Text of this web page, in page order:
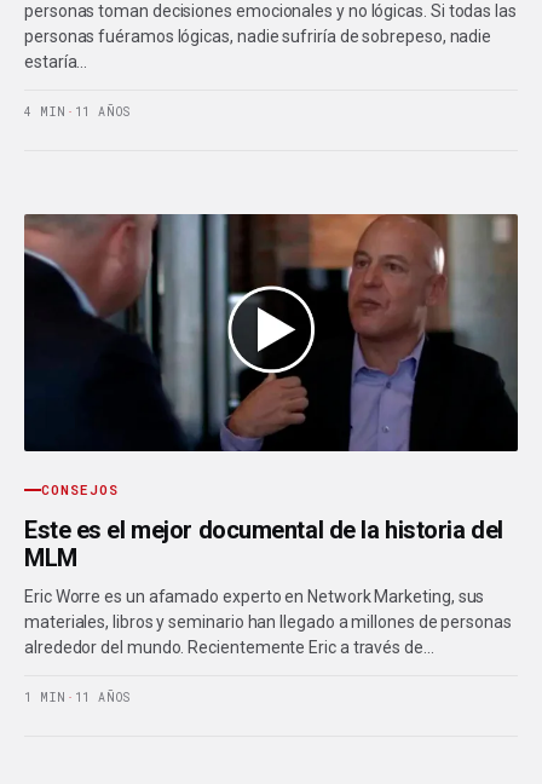
personas toman decisiones emocionales y no lógicas. Si todas las
personas fuéramos lógicas, nadie sufriría de sobrepeso, nadie
estaría…
4 MIN · 11 AÑOS
CONSEJOS
Este es el mejor documental de la historia del
MLM
Eric Worre es un afamado experto en Network Marketing, sus
materiales, libros y seminario han llegado a millones de personas
alrededor del mundo. Recientemente Eric a través de…
1 MIN · 11 AÑOS